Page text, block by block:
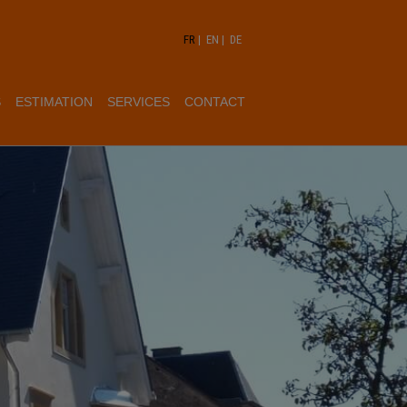
FR | EN | DE
ESTIMATION SERVICES CONTACT